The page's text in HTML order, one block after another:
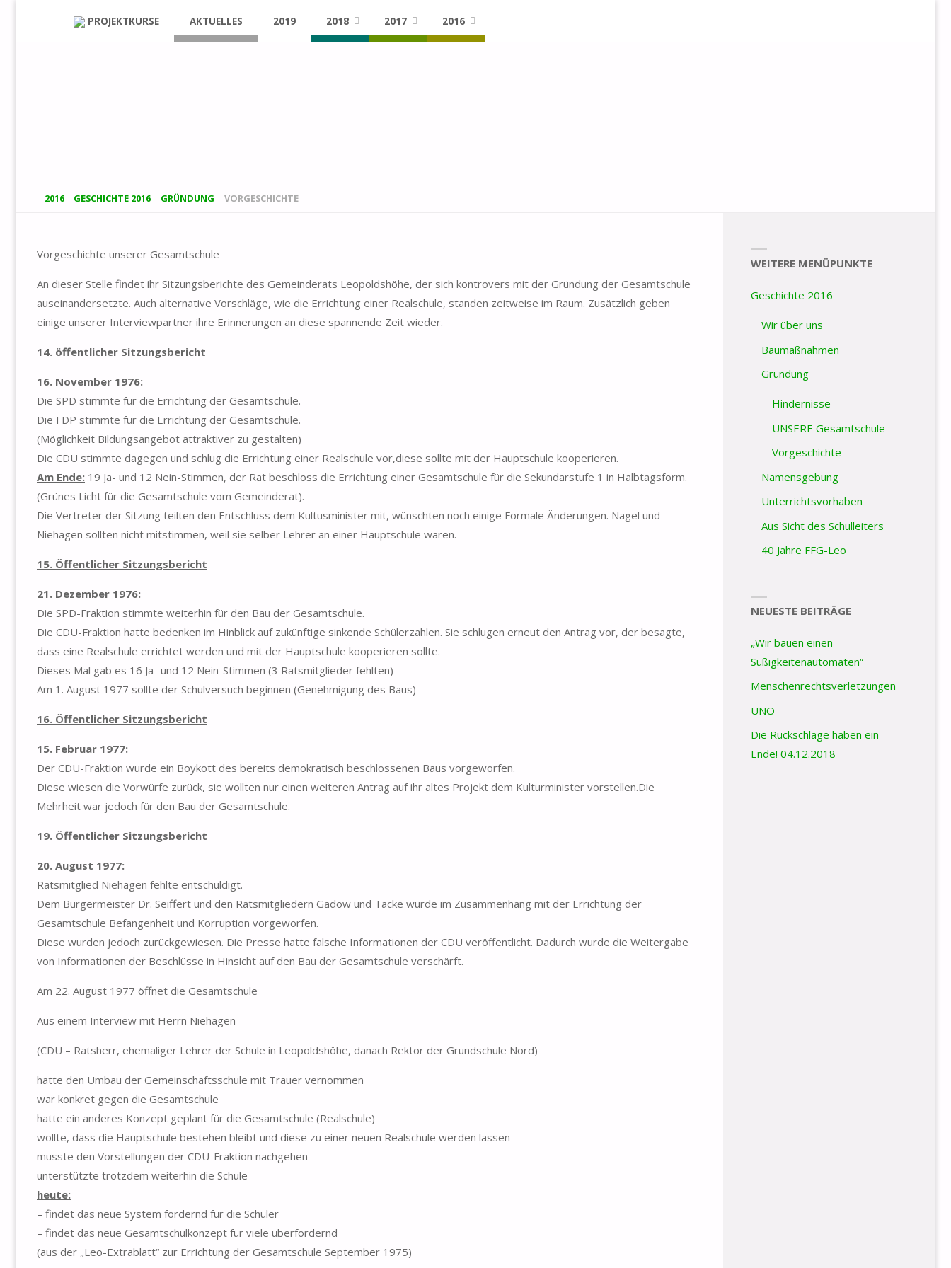
SkipPROJEKTKURSE AKTUELLES 2019 2018 2017 2016
HOME
2016 GESCHICHTE 2016 GRÜNDUNG VORGESCHICHTE
Vorgeschichte unserer Gesamtschule
An dieser Stelle findet ihr Sitzungsberichte des Gemeinderats Leopoldshöhe, der sich kontrovers mit der Gründung der Gesamtschule
auseinandersetzte. Auch alternative Vorschläge, wie die Errichtung einer Realschule, standen zeitweise im Raum. Zusätzlich geben
einige unserer Interviewpartner ihre Erinnerungen an diese spannende Zeit wieder.
14. öffentlicher Sitzungsbericht
16. November 1976:
Die SPD stimmte für die Errichtung der Gesamtschule.
Die FDP stimmte für die Errichtung der Gesamtschule.
(Möglichkeit Bildungsangebot attraktiver zu gestalten)
Die CDU stimmte dagegen und schlug die Errichtung einer Realschule vor,diese sollte mit der Hauptschule kooperieren.
Am Ende: 19 Ja- und 12 Nein-Stimmen, der Rat beschloss die Errichtung einer Gesamtschule für die Sekundarstufe 1 in Halbtagsform.
(Grünes Licht für die Gesamtschule vom Gemeinderat).
Die Vertreter der Sitzung teilten den Entschluss dem Kultusminister mit, wünschten noch einige Formale Änderungen. Nagel und
Niehagen sollten nicht mitstimmen, weil sie selber Lehrer an einer Hauptschule waren.
15. Öffentlicher Sitzungsbericht
21. Dezember 1976:
Die SPD-Fraktion stimmte weiterhin für den Bau der Gesamtschule.
Die CDU-Fraktion hatte bedenken im Hinblick auf zukünftige sinkende Schülerzahlen. Sie schlugen erneut den Antrag vor, der besagte,
dass eine Realschule errichtet werden und mit der Hauptschule kooperieren sollte.
Dieses Mal gab es 16 Ja- und 12 Nein-Stimmen (3 Ratsmitglieder fehlten)
Am 1. August 1977 sollte der Schulversuch beginnen (Genehmigung des Baus)
16. Öffentlicher Sitzungsbericht
15. Februar 1977:
Der CDU-Fraktion wurde ein Boykott des bereits demokratisch beschlossenen Baus vorgeworfen.
Diese wiesen die Vorwürfe zurück, sie wollten nur einen weiteren Antrag auf ihr altes Projekt dem Kulturminister vorstellen.Die
Mehrheit war jedoch für den Bau der Gesamtschule.
19. Öffentlicher Sitzungsbericht
20. August 1977:
Ratsmitglied Niehagen fehlte entschuldigt.
Dem Bürgermeister Dr. Seiffert und den Ratsmitgliedern Gadow und Tacke wurde im Zusammenhang mit der Errichtung der
Gesamtschule Befangenheit und Korruption vorgeworfen.
Diese wurden jedoch zurückgewiesen. Die Presse hatte falsche Informationen der CDU veröffentlicht. Dadurch wurde die Weitergabe
von Informationen der Beschlüsse in Hinsicht auf den Bau der Gesamtschule verschärft.
Am 22. August 1977 öffnet die Gesamtschule
Aus einem Interview mit Herrn Niehagen
(CDU – Ratsherr, ehemaliger Lehrer der Schule in Leopoldshöhe, danach Rektor der Grundschule Nord)
hatte den Umbau der Gemeinschaftsschule mit Trauer vernommen
war konkret gegen die Gesamtschule
hatte ein anderes Konzept geplant für die Gesamtschule (Realschule)
wollte, dass die Hauptschule bestehen bleibt und diese zu einer neuen Realschule werden lassen
musste den Vorstellungen der CDU-Fraktion nachgehen
unterstützte trotzdem weiterhin die Schule
heute:
– findet das neue System fördernd für die Schüler
– findet das neue Gesamtschulkonzept für viele überfordernd
(aus der „Leo-Extrablatt“ zur Errichtung der Gesamtschule September 1975)
WEITERE MENÜPUNKTE
Geschichte 2016
Wir über uns
Baumaßnahmen
Gründung
Hindernisse
UNSERE Gesamtschule
Vorgeschichte
Namensgebung
Unterrichtsvorhaben
Aus Sicht des Schulleiters
40 Jahre FFG-Leo
NEUESTE BEITRÄGE
„Wir bauen einen
Süßigkeitenautomaten“
Menschenrechtsverletzungen
UNO
Die Rückschläge haben ein
Ende! 04.12.2018